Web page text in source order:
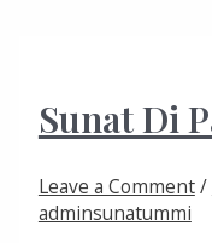
Sunat Di
Leave a Comment/
adminsunatummi